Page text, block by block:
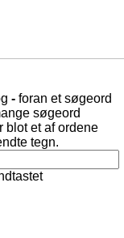
- foran et søgeord
søgeord
blot et af ordene
tegn.